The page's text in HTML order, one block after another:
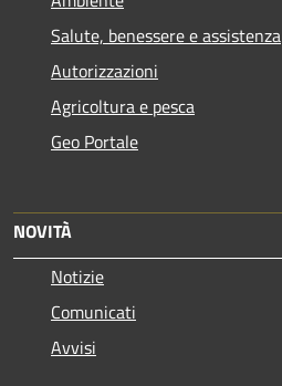
Salute, benessere e assistenza
Autorizzazioni
Agricoltura e pesca
Geo Portale
NOVITÀ
Notizie
Comunicati
Avvisi